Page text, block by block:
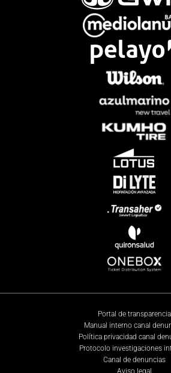
Portal de transparencia
Manual interno canal
Política privacidad canal
Protocolo investigaciones
Canal de denuncias
Aviso legal